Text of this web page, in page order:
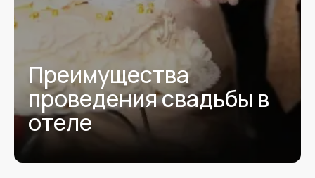
Преимущества
проведения свадьбы в
отеле